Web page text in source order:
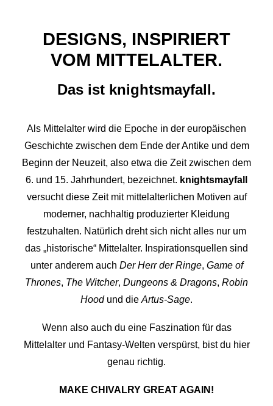
DESIGNS, INSPIRIERT
VOM MITTELALTER.
Das ist knightsmayfall.
Als Mittelalter wird die Epoche in der europäischen
Geschichte zwischen dem Ende der Antike und dem
Beginn der Neuzeit, also etwa die Zeit zwischen dem
6. und 15. Jahrhundert, bezeichnet. knightsmayfall
versucht diese Zeit mit mittelalterlichen Motiven auf
moderner, nachhaltig produzierter Kleidung
festzuhalten. Natürlich dreht sich nicht alles nur um
das „historische“ Mittelalter. Inspirationsquellen sind
unter anderem auch Der Herr der Ringe, Game of
Thrones, The Witcher, Dungeons & Dragons, Robin
Hoodund die Artus-Sage.
Wenn also auch du eine Faszination für das
Mittelalter und Fantasy-Welten verspürst, bist du hier
genau richtig.
MAKE CHIVALRY GREAT AGAIN!